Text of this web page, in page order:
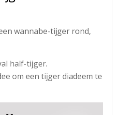
wannabe-tijger rond,
half-tijger.
om een tijger diadeem te